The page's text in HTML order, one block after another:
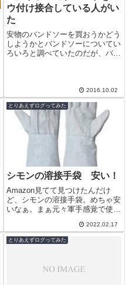
ウ付け接合している人がい
た
安物のバンドソーを買おうかどう
しようかとバンドソーについてい
ろいろと調べていたのだが、バン
2016.10.02
とりあえずログってみた
シモンの溶接手袋 安い！
Amazon見てて見つけたんだけ
ど、シモンの溶接手袋。めちゃ安
いなぁ。まぁ元々軍手感覚で使う
ないが、袖17ｃｍの革手袋が320
円っ...
2022.02.17
とりあえずログってみた